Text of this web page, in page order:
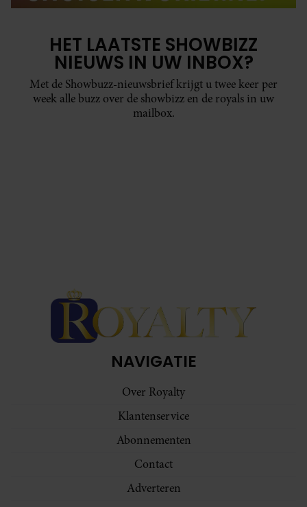
HET LAATSTE SHOWBIZZ
NIEUWS IN UW INBOX?
Met de Showbuzz-nieuwsbrief krijgt u twee keer per
week alle buzz over de showbizz en de royals in uw
mailbox.
NAVIGATIE
Over Royalty
Klantenservice
Abonnementen
Contact
Adverteren